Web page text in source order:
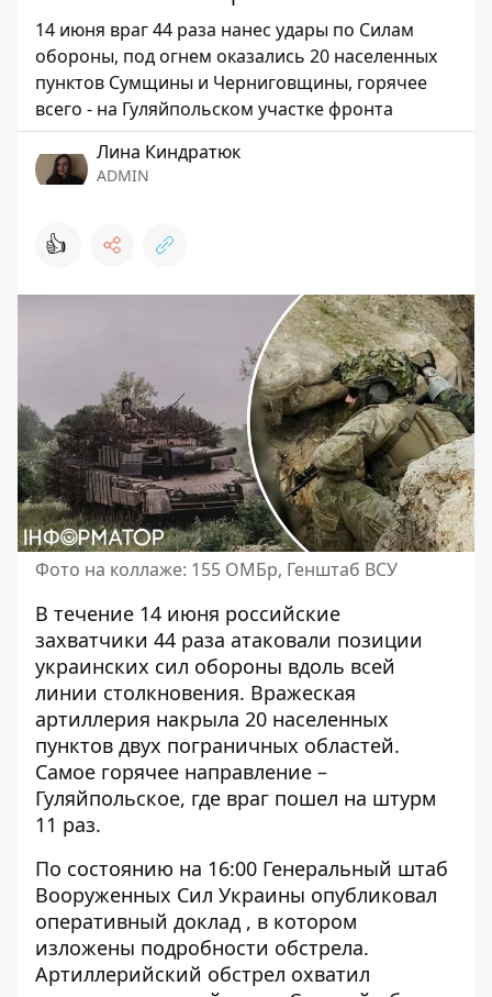
14 июня враг 44 раза нанес удары по Силам
обороны, под огнем оказались 20 населенных
пунктов Сумщины и Черниговщины, горячее
всего - на Гуляйпольском участке фронта
Лина Киндратюк
ADMIN
👍
Фото на коллаже: 155 ОМБр, Генштаб ВСУ
В течение 14 июня российские
захватчики 44 раза атаковали позиции
украинских сил обороны вдоль всей
линии столкновения. Вражеская
артиллерия накрыла 20 населенных
пунктов двух пограничных областей.
Самое горячее направление –
Гуляйпольское, где враг пошел на штурм
11 раз.
По состоянию на 16:00 Генеральный штаб
Вооруженных Сил Украины опубликовал
оперативный доклад , в котором
изложены подробности обстрела.
Артиллерийский обстрел охватил